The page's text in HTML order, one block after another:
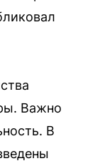
Важно
В